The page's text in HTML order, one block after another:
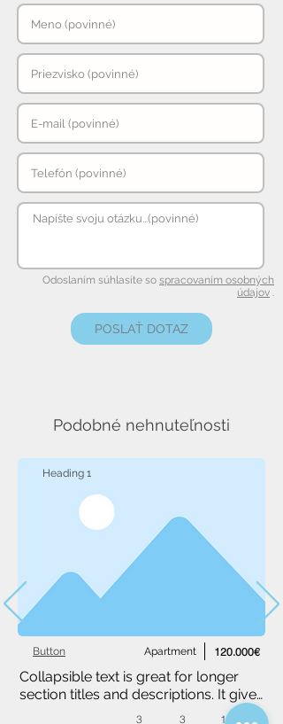
Odoslaním súhlasíte so spracovaním osobných
údajov .
POSLAŤ DOTAZ
Podobné nehnuteľnosti
Heading 1
Apartment
Button 120.000€
Collapsible text is great for longer
section titles and descriptions. It gives
people access to all the info they
3 3 1,234 m²